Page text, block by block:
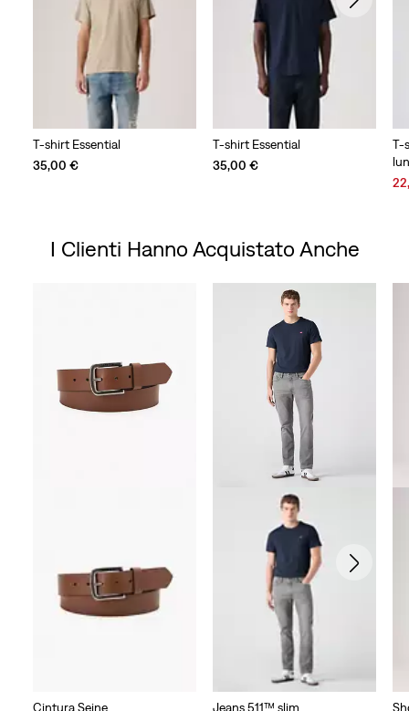
T-shirt Essential
35,00 €
T-shirt Essential
35,00 €
T-
I Clienti Hanno Acquistato Anche
Cintura Seine
Jeans 511™ slim